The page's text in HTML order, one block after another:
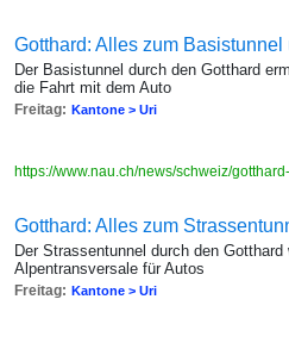
Gotthard: Alles zum
Der Basistunnel durch den Gotthard
die Fahrt mit dem Auto
Freitag: Kantone > Uri
https://www.nau.ch/news/schweiz/
Gotthard: Alles zum
Der Strassentunnel durch den
Alpentransversale für Autos
Freitag: Kantone > Uri